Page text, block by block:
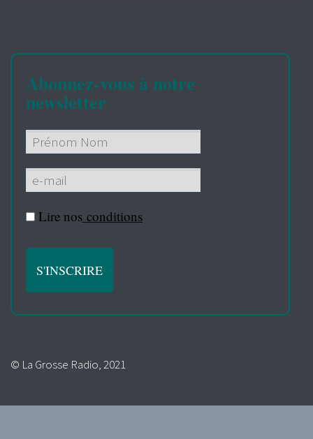
Abonnez-vous à notre
newsletter
Lire nos conditions
© La Grosse Radio, 2021